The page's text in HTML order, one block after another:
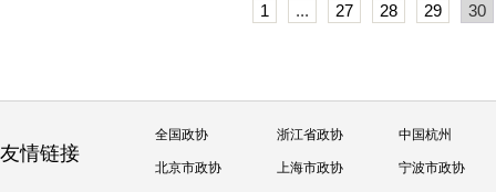
1 ... 27 28 29 30
友情链接
全国政协 浙江省政协 中国杭州
北京市政协 上海市政协 宁波市政协